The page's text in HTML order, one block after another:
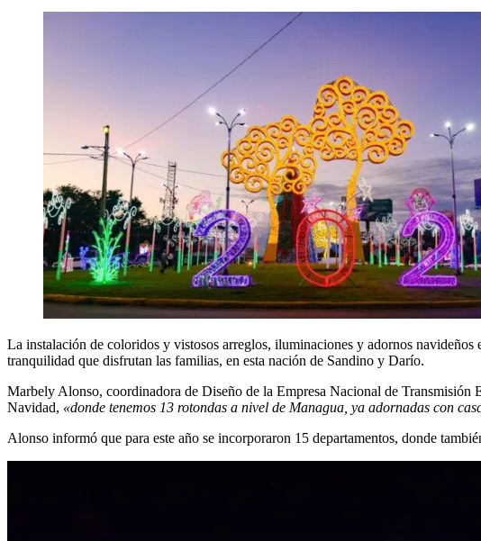
La instalación de coloridos y vistosos arreglos, iluminaciones y adornos
tranquilidad que disfrutan las familias, en esta nación de Sandino y Darío.
Marbely Alonso, coordinadora de Diseño de la Empresa Nacional de
Navidad, «donde tenemos 13 rotondas a nivel de Managua, ya adornadas con
Alonso informó que para este año se incorporaron 15 departamentos, donde